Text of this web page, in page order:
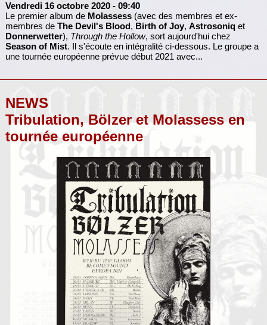
Vendredi 16 octobre 2020 - 09:40
Le premier album de Molassess(avec des membres et ex-
membres de The Devil's Blood, Birth of Joy, Astrosoniqet
Donnerwetter), Through the Hollow, sort aujourd'hui chez
Season of Mist. Il s'écoute en intégralité ci-dessous. Le groupe a
une tournée européenne prévue début 2021 avec...
NEWS
Tribulation, Bölzer et Molassess en
tournée européenne